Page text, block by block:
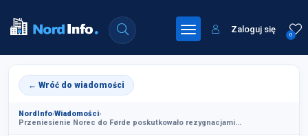
0
Zaloguj się
← Wróć do wiadomości
NordInfo›Wiadomości›
Przeniesienie Norec do Førde poskutkowało rezygnacjami...